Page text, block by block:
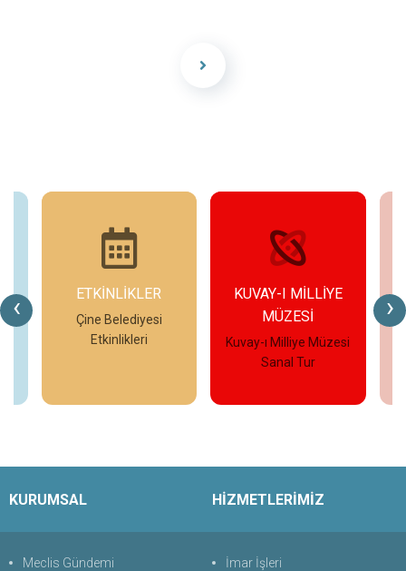
‹ ›
ETKİNLİKLER
Çine Belediyesi
Etkinlikleri
KUVAY-I MİLLİYE
MÜZESİ
Kuvay-ı Milliye Müzesi
Sanal Tur
KURUMSAL
Meclis Gündemi
HİZMETLERİMİZ
İmar İşleri